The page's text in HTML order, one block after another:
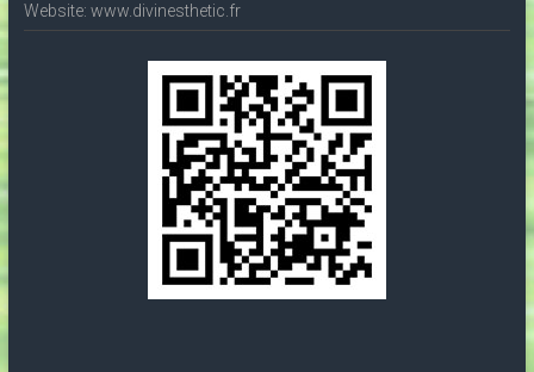
Website: www.divinesthetic.fr